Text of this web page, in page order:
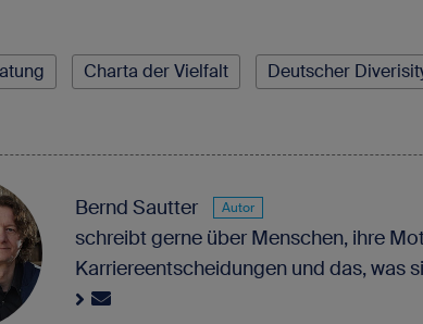
Charta der Vielfalt Deutscher
Bernd Sautter Autor
schreibt gerne über Menschen, ihre
Karriereentscheidungen und das, was